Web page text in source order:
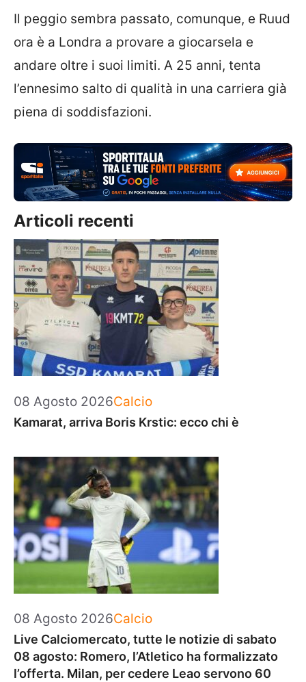
Il peggio sembra passato, comunque, e Ruud
ora è a Londra a provare a giocarsela e
andare oltre i suoi limiti. A 25 anni, tenta
l’ennesimo salto di qualità in una carriera già
piena di soddisfazioni.
Articoli recenti
08 Agosto 2026Categorie
Calcio
Kamarat, arriva Boris Krstic: ecco chi è
08 Agosto 2026Categorie
Calcio
Live Calciomercato, tutte le notizie di sabato
08 agosto: Romero, l’Atletico ha formalizzato
l’offerta. Milan, per cedere Leao servono 60